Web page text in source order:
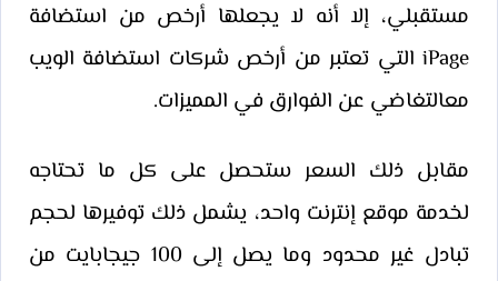
مستقبلي، إلا أنه لا يجعلها أرخص من استضافة
iPage التي تعتبر من أرخص شركات استضافة الويب
معالتغاضي عن الفوارق في المميزات.
مقابل ذلك السعر ستحصل على كل ما تحتاجه
لخدمة موقع إنترنت واحد، يشمل ذلك توفيرها لحجم
تبادل غير محدود وما يصل إلى 100 جيجابايت من